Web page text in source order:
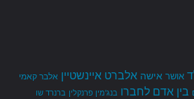
אושר אישה אלברט איינשטיין אלבר קאמי
בין אדם לחברו בנג'מין פרנקלין ברנרד שו